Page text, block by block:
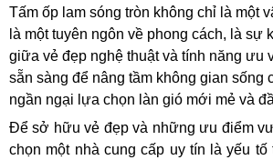
Tấm ốp lam sóng tròn không chỉ là một
là một tuyên ngôn về phong cách, là sự
giữa vẻ đẹp nghệ thuật và tính năng ưu
sẵn sàng để nâng tầm không gian sống
ngần ngại lựa chọn làn gió mới mẻ và
Để sở hữu vẻ đẹp và những ưu điểm
chọn một nhà cung cấp uy tín là yếu tố